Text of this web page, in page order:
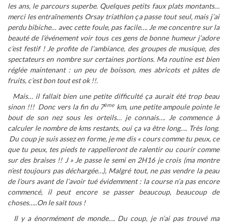
les ans, le parcours superbe. Quelques petits faux plats montants…
merci les entraînements Orsay triathlon ça passe tout seul, mais j’ai
perdu bibiche… avec cette foule, pas facile…. Je me concentre sur la
beauté de l’événement voir tous ces gens de bonne humeur j’adore
c’est festif ! Je profite de l’ambiance, des groupes de musique, des
spectateurs en nombre sur certaines portions. Ma routine est bien
réglée maintenant : un peu de boisson, mes abricots et pâtes de
fruits, c’est bon tout est ok !!.
Mais… il fallait bien une petite difficulté ça aurait été trop beau
sinon !!! Donc vers la fin du 7ème km, une petite ampoule pointe le
bout de son nez sous les orteils… je connais…. Je commence à
calculer le nombre de kms restants, oui ça va être long…. Très long.
Du coup je suis assez en forme, je me dis « cours comme tu peux, ce
que tu peux, tes pieds te rappelleront de ralentir ou courir comme
sur des braises !! J » Je passe le semi en 2H16 je crois (ma montre
n’est toujours pas déchargée…), Malgré tout, ne pas vendre la peau
de l’ours avant de l’avoir tué évidemment : la course n’a pas encore
commencé, il peut encore se passer beaucoup, beaucoup de
choses…..On le sait tous !
Il y a énormément de monde…. Du coup, je n’ai pas trouvé ma